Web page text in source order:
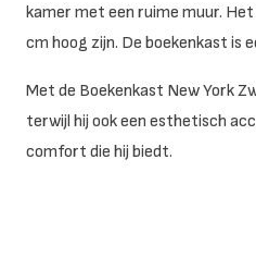
kamer met een ruime muur.
cm hoog zijn. De boekenkast is
Met de Boekenkast New York
terwijl hij ook een esthetisch
comfort die hij biedt.